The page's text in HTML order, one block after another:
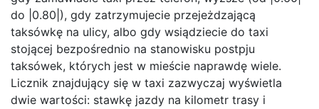
do |0.80|), gdy zatrzymujecie przejeżdzającą
taksówkę na ulicy, albo gdy wsiądziecie do taxi
stojącej bezpośrednio na stanowisku postpju
taksówek, których jest w mieście naprawdę wiele.
Licznik znajdujący się w taxi zazwyczaj wyświetla
dwie wartości: stawkę jazdy na kilometr trasy i